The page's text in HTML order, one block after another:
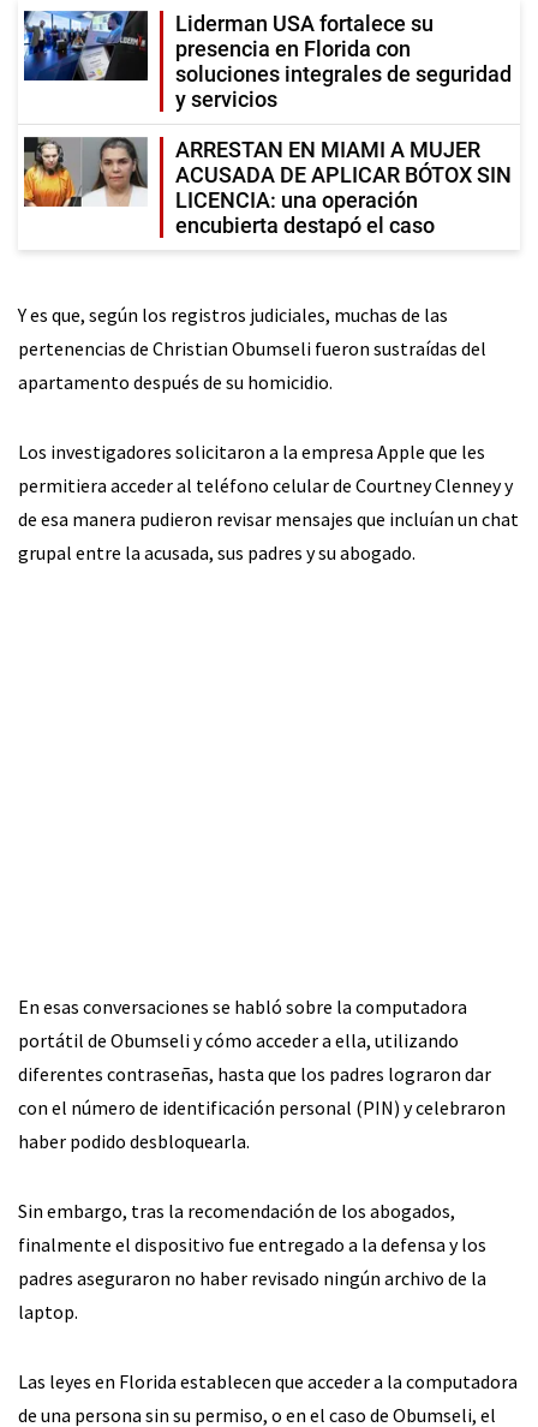
Liderman USA fortalece su
presencia en Florida con
soluciones integrales de seguridad
y servicios
ARRESTAN EN MIAMI A MUJER
ACUSADA DE APLICAR BÓTOX SIN
LICENCIA: una operación
encubierta destapó el caso
Y es que, según los registros judiciales, muchas de las
pertenencias de Christian Obumseli fueron sustraídas del
apartamento después de su homicidio.
Los investigadores solicitaron a la empresa Apple que les
permitiera acceder al teléfono celular de Courtney Clenney y
de esa manera pudieron revisar mensajes que incluían un chat
grupal entre la acusada, sus padres y su abogado.
En esas conversaciones se habló sobre la computadora
portátil de Obumseli y cómo acceder a ella, utilizando
diferentes contraseñas, hasta que los padres lograron dar
con el número de identificación personal (PIN) y celebraron
haber podido desbloquearla.
Sin embargo, tras la recomendación de los abogados,
finalmente el dispositivo fue entregado a la defensa y los
padres aseguraron no haber revisado ningún archivo de la
laptop.
Las leyes en Florida establecen que acceder a la computadora
de una persona sin su permiso, o en el caso de Obumseli, el